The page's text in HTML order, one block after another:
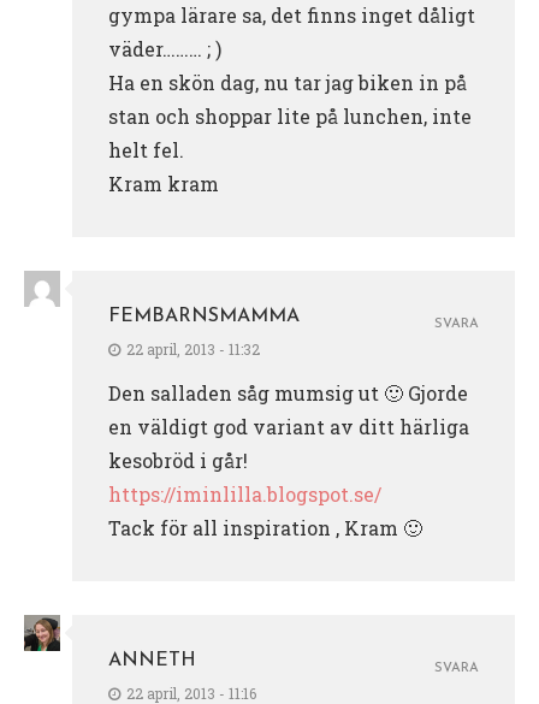
gympa lärare sa, det finns inget dåligt
väder……… ; )
Ha en skön dag, nu tar jag biken in på
stan och shoppar lite på lunchen, inte
helt fel.
Kram kram
FEMBARNSMAMMA
22 april, 2013 - 11:32
Den salladen såg mumsig ut 🙂 Gjorde
en väldigt god variant av ditt härliga
kesobröd i går!
https://iminlilla.blogspot.se/
Tack för all inspiration , Kram 🙂
SVARA
ANNETH
22 april, 2013 - 11:16
SVARA